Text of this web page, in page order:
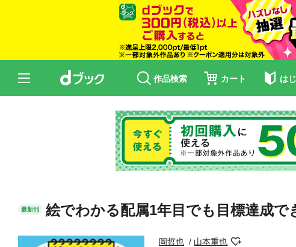
作品検索 カート は
最新刊 絵でわかる配属1年目でも目標達成
岡哲也 山本重也